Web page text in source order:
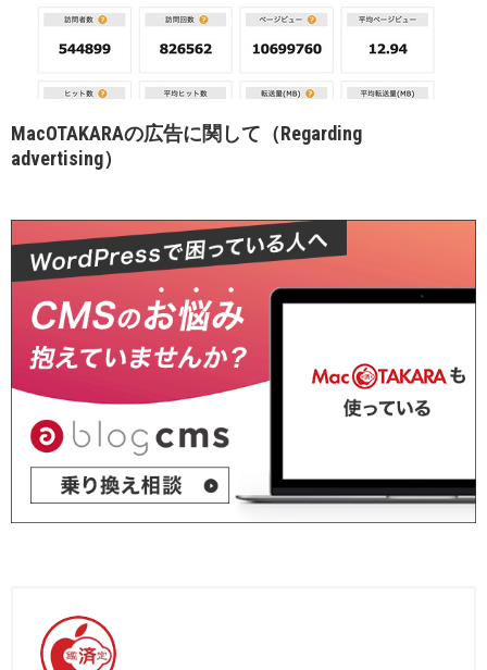
MacOTAKARAの広告に関して（Regarding
advertising）